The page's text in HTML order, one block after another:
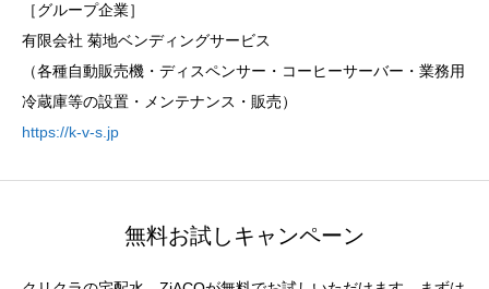
［グループ企業］
有限会社 菊地ベンディングサービス
（各種自動販売機・ディスペンサー・コーヒーサーバー・業務用
冷蔵庫等の設置・メンテナンス・販売）
https://k-v-s.jp
無料お試しキャンペーン